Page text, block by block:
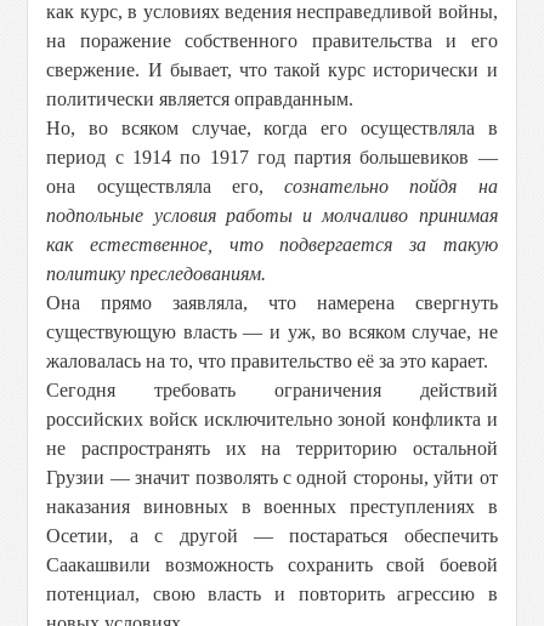
как курс, в условиях ведения несправедливой войны,
на поражение собственного правительства и его
свержение. И бывает, что такой курс исторически и
политически является оправданным.
Но, во всяком случае, когда его осуществляла в
период с 1914 по 1917 год партия большевиков —
она осуществляла его,сознательно пойдя на
подпольные условия работы и молчаливо принимая
как естественное, что подвергается за такую
политику преследованиям.
Она прямо заявляла, что намерена свергнуть
существующую власть — и уж, во всяком случае, не
жаловалась на то, что правительство её за это карает.
Сегодня требовать ограничения действий
российских войск исключительно зоной конфликта и
не распространять их на территорию остальной
Грузии — значит позволять с одной стороны, уйти от
наказания виновных в военных преступлениях в
Осетии, а с другой — постараться обеспечить
Саакашвили возможность сохранить свой боевой
потенциал, свою власть и повторить агрессию в